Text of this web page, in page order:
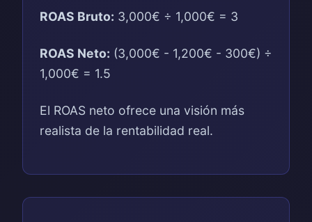
ROAS Bruto: 3,000€ ÷ 1,000€ = 3
ROAS Neto: (3,000€ - 1,200€ - 300€) ÷
1,000€ = 1.5
El ROAS neto ofrece una visión más
realista de la rentabilidad real.